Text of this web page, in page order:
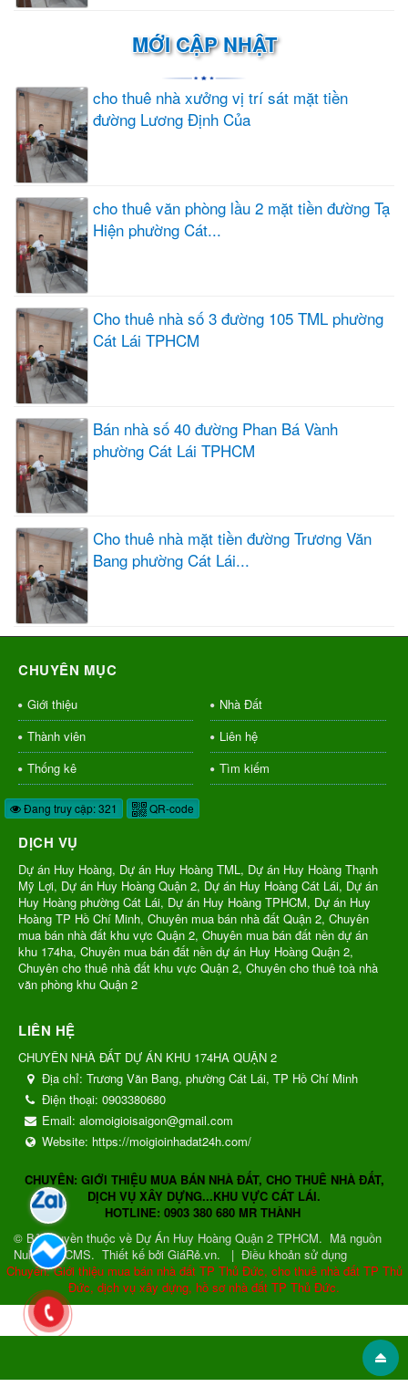
MỚI CẬP NHẬT
cho thuê nhà xưởng vị trí sát mặt tiền
đường Lương Định Của
cho thuê văn phòng lầu 2 mặt tiền đường Tạ
Hiện phường Cát...
Cho thuê nhà số 3 đường 105 TML phường
Cát Lái TPHCM
Bán nhà số 40 đường Phan Bá Vành
phường Cát Lái TPHCM
Cho thuê nhà mặt tiền đường Trương Văn
Bang phường Cát Lái...
CHUYÊN MỤC
Giới thiệu
Nhà Đất
Thành viên
Liên hệ
Thống kê
Tìm kiếm
Đang truy cập: 321 QR-code
DỊCH VỤ
Dự án Huy Hoàng, Dự án Huy Hoàng TML, Dự án Huy Hoàng Thạnh
Mỹ Lợi, Dự án Huy Hoàng Quận 2, Dự án Huy Hoàng Cát Lái, Dự án
Huy Hoàng phường Cát Lái, Dự án Huy Hoàng TPHCM, Dự án Huy
Hoàng TP Hồ Chí Minh, Chuyên mua bán nhà đất Quận 2, Chuyên
mua bán nhà đất khu vực Quận 2, Chuyên mua bán đất nền dự án
khu 174ha, Chuyên mua bán đất nền dự án Huy Hoàng Quận 2,
Chuyên cho thuê nhà đất khu vực Quận 2, Chuyên cho thuê toà nhà
văn phòng khu Quận 2
LIÊN HỆ
CHUYÊN NHÀ ĐẤT DỰ ÁN KHU 174HA QUẬN 2
Địa chỉ: Trương Văn Bang, phường Cát Lái, TP Hồ Chí Minh
Điện thoại: 0903380680
Email: alomoigioisaigon@gmail.com
Website: https://moigioinhadat24h.com/
CHUYÊN: GIỚI THIỆU MUA BÁN NHÀ ĐẤT, CHO THUÊ NHÀ ĐẤT,
DỊCH VỤ XÂY DỰNG...KHU VỰC CÁT LÁI.
HOTLINE: 0903 380 680 MR THÀNH
© Bản quyền thuộc về Dự Án Huy Hoàng Quận 2 TPHCM. Mã nguồn
NukeViet CMS. Thiết kế bởi GiáRẻ.vn. | Điều khoản sử dụng
Chuyên: Giới thiệu mua bán nhà đất TP Thủ Đức, cho thuê nhà đất TP Thủ
Đức, dịch vụ xây dựng, hồ sơ nhà đất TP Thủ Đức.